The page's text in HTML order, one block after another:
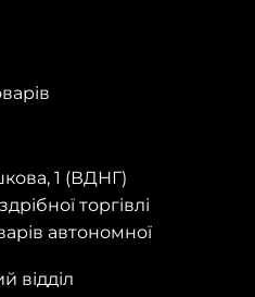
1 (ВДНГ)
торгівлі
автономної
відділ